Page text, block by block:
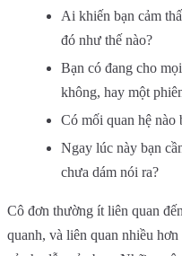
Ai khiến bạn cảm
đó như thế nào?
Bạn có đang cho
không, hay một
Có mối quan hệ nào
Ngay lúc này bạn
chưa dám nói ra?
Cô đơn thường ít liên quan
quanh, và liên quan nhiều